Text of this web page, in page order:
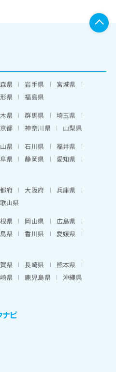
県 岩手県
宮城県
県
福島県
県 群馬県
埼玉県
都 神奈川県
山梨県
県 石川県
福井県
県 静岡県
愛知県
府 大阪府
兵庫県
山県
県 岡山県
広島県
県 香川県
愛媛県
県 長崎県
熊本県
県 鹿児島県 沖縄県